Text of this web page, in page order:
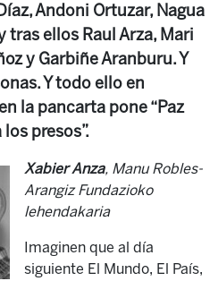
Andoni Ortuzar, Nagua
ellos Raul Arza, Mari
y Garbiñe Aranburu. Y
Y todo ello en
la pancarta pone “Paz
presos”.
Xabier Anza, Manu Robles-
Arangiz Fundazioko
lehendakaria
Imaginen que al día
siguiente El Mundo, El País,